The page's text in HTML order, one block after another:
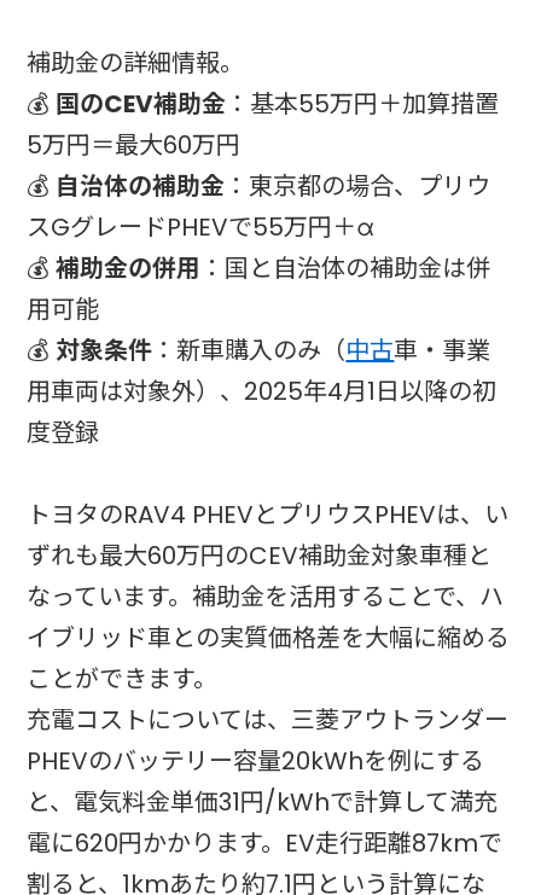
補助金の詳細情報。
💰 国のCEV補助金 ：基本55万円＋加算措置
5万円＝最大60万円
💰 自治体の補助金 ：東京都の場合、プリウ
スGグレードPHEVで55万円＋α
💰補助金の併用 ：国と自治体の補助金は併
用可能
💰 対象条件 ：新車購入のみ（中古車・事業
用車両は対象外）、2025年4月1日以降の初
度登録
トヨタのRAV4 PHEVとプリウスPHEVは、い
ずれも最大60万円のCEV補助金対象車種と
なっています。補助金を活用することで、ハ
イブリッド車との実質価格差を大幅に縮める
ことができます。​
充電コストについては、三菱アウトランダー
PHEVのバッテリー容量20kWhを例にする
と、電気料金単価31円/kWhで計算して満充
電に620円かかります。EV走行距離87kmで
割ると、1kmあたり約7.1円という計算にな